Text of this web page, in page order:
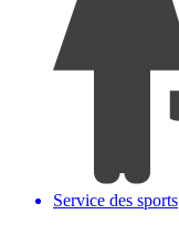
Service des sports